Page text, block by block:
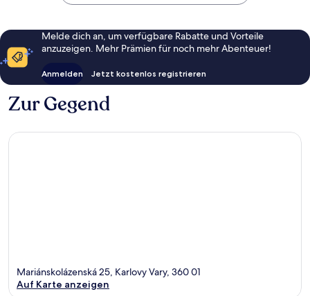
Melde dich an, um verfügbare Rabatte und Vorteile
anzuzeigen. Mehr Prämien für noch mehr Abenteuer!
Anmelden Jetzt kostenlos registrieren
Zur Gegend
Mariánskolázenská 25, Karlovy Vary, 360 01
Auf Karte anzeigen